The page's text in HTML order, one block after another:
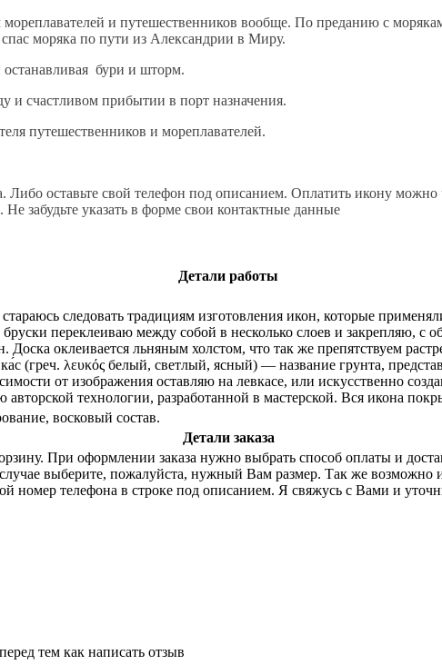
и путешественников вообще. По преданию с
моряка по пути из Александрии в Миру.
бури и шторм.
и счастливом прибытии в порт назначения.
путешественников и мореплавателей.
оставьте свой телефон под описанием. Оплатить икону
забудьте указать в форме свои контактные данные
Детали работы
следовать традициям изготовления икон, которые
переклеиваю между собой в несколько слоев и закрепляю,
Доска оклеивается льняным холстом, что так же препятствуем
(греч. λευκός белый, светлый, ясный) — название грунта,
от изображения оставляю на левкасе, или искусственно
технологии, разработанной в мастерской. Вся икона
восковый состав.
Детали заказа
При оформлении заказа нужно выбрать способ оплаты и
выберите, пожалуйста, нужный Вам размер. Так же
номер телефона в строке под описанием. Я свяжусь с Вами и
перед тем как написать отзыв